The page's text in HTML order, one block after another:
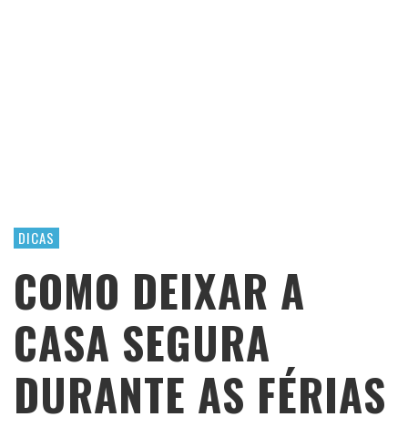
DICAS
COMO DEIXAR A
CASA SEGURA
DURANTE AS FÉRIAS